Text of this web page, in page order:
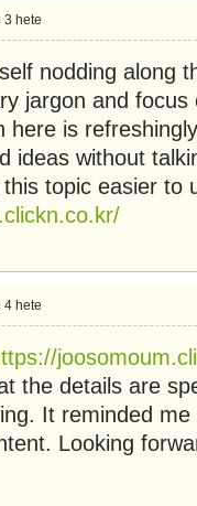
3 hete
nodding along
jargon and
here is
ideas without
topic easier to
4 hete
the details are
It reminded
Looking